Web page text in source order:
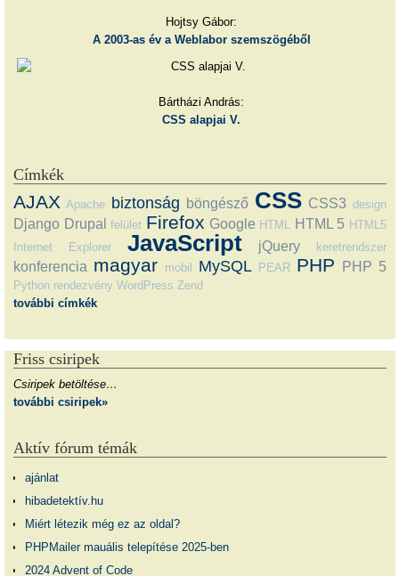
Hojtsy Gábor:
A 2003-as év a Weblabor szemszögéből
Bártházi András:
CSS alapjai V.
Címkék
AJAX Apache biztonság böngésző CSS CSS3 design
Django Drupal felület Firefox Google HTML HTML 5 HTML5
Internet Explorer
JavaScript jQuery keretrendszer
konferencia magyar mobil MySQL PEAR PHP PHP 5
Python rendezvény WordPress Zend
további címkék
Friss csiripek
Csiripek betöltése…
további csiripek»
Aktív fórum témák
ajánlat
hibadetektív.hu
Miért létezik még ez az oldal?
PHPMailer mauális telepítése 2025-ben
2024 Advent of Code